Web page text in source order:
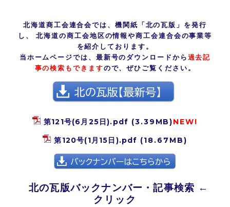
北海道商工会連合会では、機関紙「北の瓦版」を発行
し、 北海道の商工会地区の情報や商工会連合会の事業等
を紹介しております。
当ホームページでは、最新号のダウンロードから過去記
事の検索もできますので、ぜひご覧ください。
第121号(6月25日).pdf (3.39MB)NEW!
第120号(1月15日).pdf (18.67MB)
北の瓦版バックナンバー・記事検索 ←
クリック